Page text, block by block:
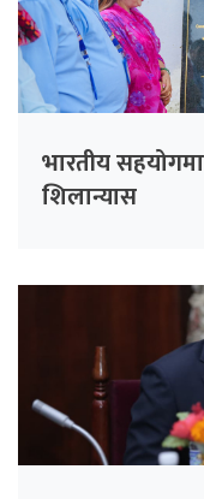
भारतीय
शिलान्यास